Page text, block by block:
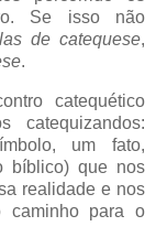
Se isso não
de catequese,
.
catequético
um fato,
bíblico) que nos
realidade e nos
caminho para o